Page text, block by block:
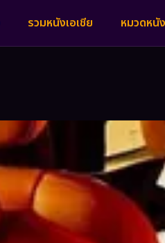
รวมหนังเอเชีย หมวดหนั